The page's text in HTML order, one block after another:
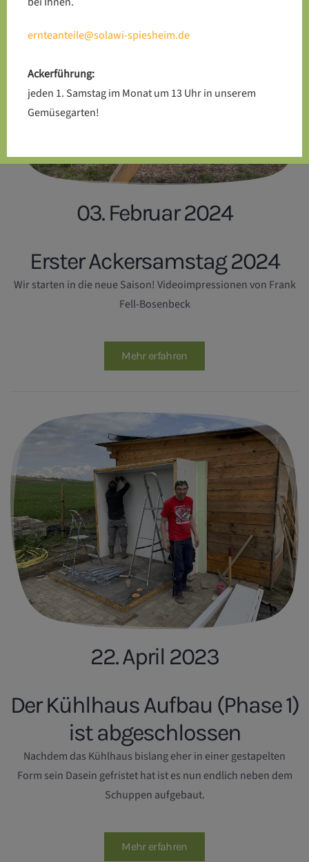
03. Februar 2024
Erster Ackersamstag 2024
Wir starten in die neue Saison! Videoimpressionen von Frank
Fell-Bosenbeck
Mehr erfahren
22. April 2023
Der Kühlhaus Aufbau (Phase 1)
ist abgeschlossen
Nachdem das Kühlhaus bislang eher in einer gestapelten
Form sein Dasein gefristet hat ist es nun endlich neben dem
Schuppen aufgebaut.
Mehr erfahren
ernteanteile@solawi-spiesheim.de
Ackerführung:
jeden 1. Samstag im Monat um 13 Uhr in unserem
Gemüsegarten!